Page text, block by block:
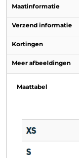
Maatinformatie
Verzend informatie
Kortingen
Meer afbeeldingen
Maattabel